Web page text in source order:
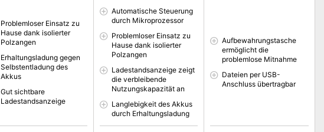
Problemloser Einsatz zu
Hause dank isolierter
Polzangen
Erhaltungsladung gegen
Selbstentladung des
Akkus
Gut sichtbare
Ladestandsanzeige
Automatische Steuerung
durch Mikroprozessor
Problemloser Einsatz zu
Hause dank isolierter
Polzangen
Ladestandsanzeige zeigt
die verbleibende
Nutzungskapazität an
Langlebigkeit des Akkus
durch Erhaltungsladung
Aufbewahrungstasche
ermöglicht die
problemlose Mitnahme
Dateien per USB-
Anschluss übertragbar